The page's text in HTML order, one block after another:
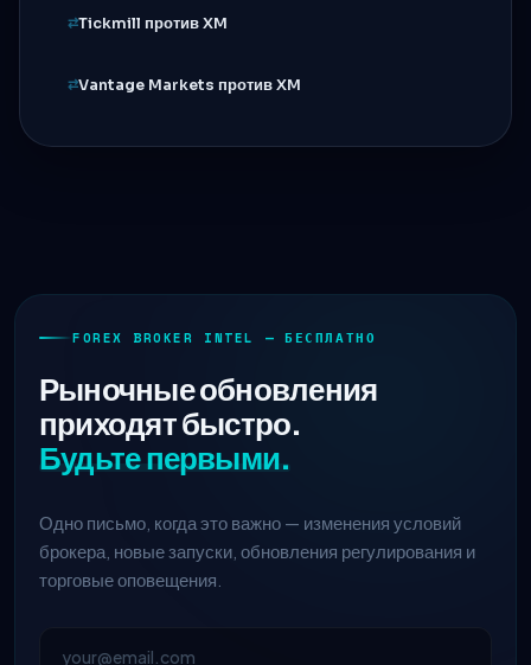
Tickmill против XM
Vantage Markets против XM
FOREX BROKER INTEL — БЕСПЛАТНО
Рыночные обновления
приходят быстро.
Будьте первыми.
Одно письмо, когда это важно — изменения условий
брокера, новые запуски, обновления регулирования и
торговые оповещения.